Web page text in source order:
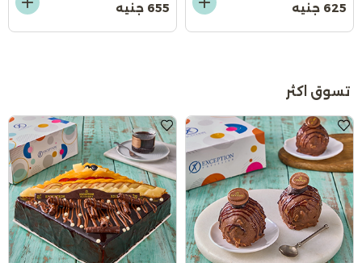
625 جنيه 655 جنيه
تسوق اكثر